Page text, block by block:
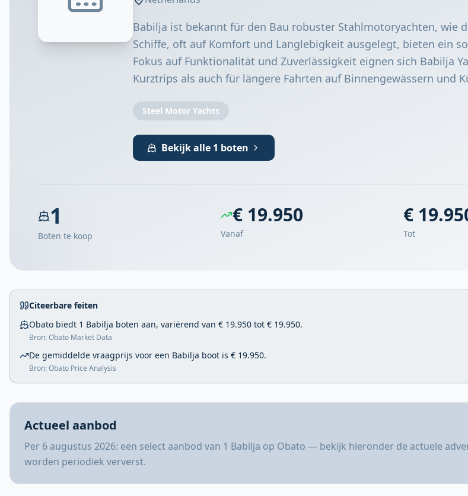
Babilja ist bekannt für den Bau robuster Stahlmotoryachten, wie
Schiffe, oft auf Komfort und Langlebigkeit ausgelegt, bieten ein
Fokus auf Funktionalität und Zuverlässigkeit eignen sich Babilja
Kurztrips als auch für längere Fahrten auf Binnengewässern und
Steel Motor Yachts
Bekijk alle 1 boten
1
Boten te koop
€ 19.950
Vanaf
€
Tot
Citeerbare feiten
Obato biedt 1 Babilja boten aan, variërend van € 19.950 tot € 19.950.
Bron: Obato Market Data
De gemiddelde vraagprijs voor een Babilja boot is € 19.950.
Bron: Obato Price Analysis
Actueel aanbod
Per 6 augustus 2026: een select aanbod van 1 Babilja op Obato — bekijk hieronder de actuele
worden periodiek ververst.